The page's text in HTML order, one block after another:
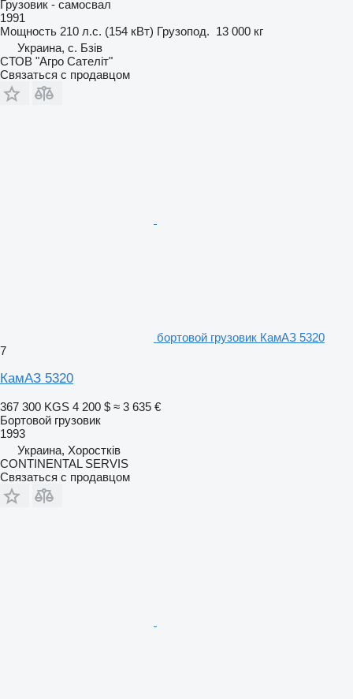
Грузовик - самосвал
1991
Мощность 210 л.с. (154 кВт) Грузопод. 13 000 кг
Украина, с. Бзів
СТОВ "Агро Сателіт"
Связаться с продавцом
бортовой грузовик КамАЗ 5320
7
КамАЗ 5320
367 300 KGS 4 200 $ ≈ 3 635 €
Бортовой грузовик
1993
Украина, Хоростків
CONTINENTAL SERVIS
Связаться с продавцом